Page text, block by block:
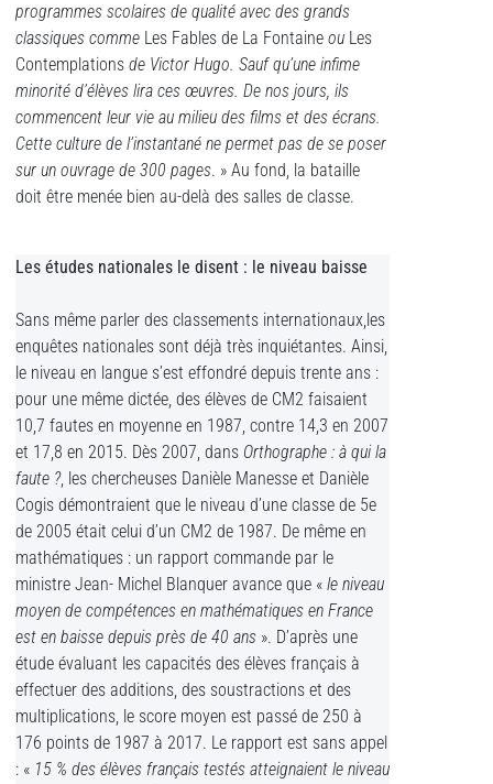
programmes scolaires de qualité avec des grands
classiques comme Les Fables de La Fontaine ou Les
Contemplations de Victor Hugo. Sauf qu’une infime
minorité d’élèves lira ces œuvres. De nos jours, ils
commencent leur vie au milieu des films et des écrans.
Cette culture de l’instantané ne permet pas de se poser
sur un ouvrage de 300 pages. » Au fond, la bataille
doit être menée bien au-delà des salles de classe.
Les études nationales le disent : le niveau baisse
Sans même parler des classements internationaux,les
enquêtes nationales sont déjà très inquiétantes. Ainsi,
le niveau en langue s’est effondré depuis trente ans :
pour une même dictée, des élèves de CM2 faisaient
10,7 fautes en moyenne en 1987, contre 14,3 en 2007
et 17,8 en 2015. Dès 2007, dans Orthographe : à qui la
faute ?, les chercheuses Danièle Manesse et Danièle
Cogis démontraient que le niveau d’une classe de 5e
de 2005 était celui d’un CM2 de 1987. De même en
mathématiques : un rapport commande par le
ministre Jean- Michel Blanquer avance que « le niveau
moyen de compétences en mathématiques en France
est en baisse depuis près de 40 ans ». D’après une
étude évaluant les capacités des élèves français à
effectuer des additions, des soustractions et des
multiplications, le score moyen est passé de 250 à
176 points de 1987 à 2017. Le rapport est sans appel
: « 15 % des élèves français testés atteignaient le niveau